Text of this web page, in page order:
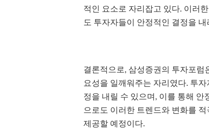
적인 요소로 자리잡고 있다. 이러
도 투자자들이 안정적인 결정을
결론적으로, 삼성증권의 투자포럼
요성을 일깨워주는 자리였다. 투
정을 내릴 수 있으며, 이를 통해
으로도 이러한 트렌드와 변화를
제공할 예정이다.